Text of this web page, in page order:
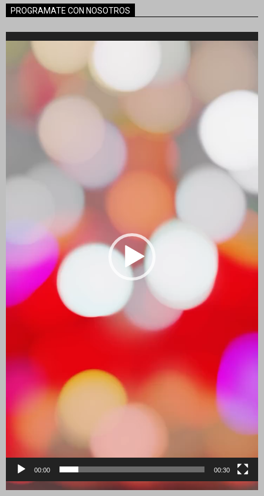
PROGRAMATE CON NOSOTROS
Reproductor
00:00 00:30